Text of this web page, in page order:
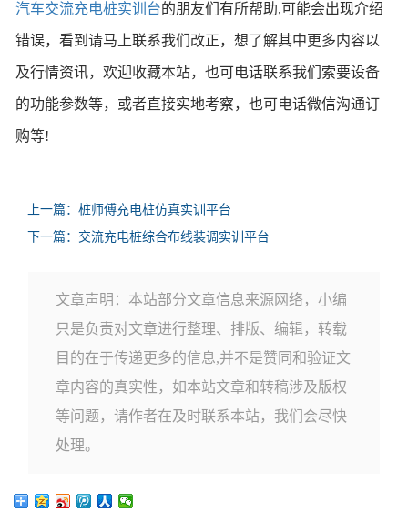
汽车交流充电桩实训台的朋友们有所帮助,可能会出现介绍
错误，看到请马上联系我们改正，想了解其中更多内容以
及行情资讯，欢迎收藏本站，也可电话联系我们索要设备
的功能参数等，或者直接实地考察，也可电话微信沟通订
购等!
上一篇：桩师傅充电桩仿真实训平台
下一篇：交流充电桩综合布线装调实训平台
文章声明：本站部分文章信息来源网络，小编
只是负责对文章进行整理、排版、编辑，转载
目的在于传递更多的信息,并不是赞同和验证文
章内容的真实性，如本站文章和转稿涉及版权
等问题，请作者在及时联系本站，我们会尽快
处理。